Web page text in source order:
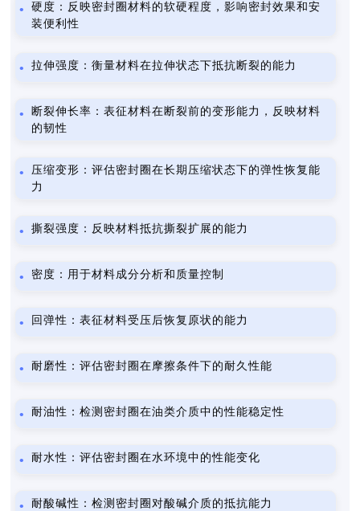
硬度：反映密封圈材料的软硬程度，影响密封效果和安
装便利性
拉伸强度：衡量材料在拉伸状态下抵抗断裂的能力
断裂伸长率：表征材料在断裂前的变形能力，反映材料
的韧性
压缩变形：评估密封圈在长期压缩状态下的弹性恢复能
力
撕裂强度：反映材料抵抗撕裂扩展的能力
密度：用于材料成分分析和质量控制
回弹性：表征材料受压后恢复原状的能力
耐磨性：评估密封圈在摩擦条件下的耐久性能
耐油性：检测密封圈在油类介质中的性能稳定性
耐水性：评估密封圈在水环境中的性能变化
耐酸碱性：检测密封圈对酸碱介质的抵抗能力